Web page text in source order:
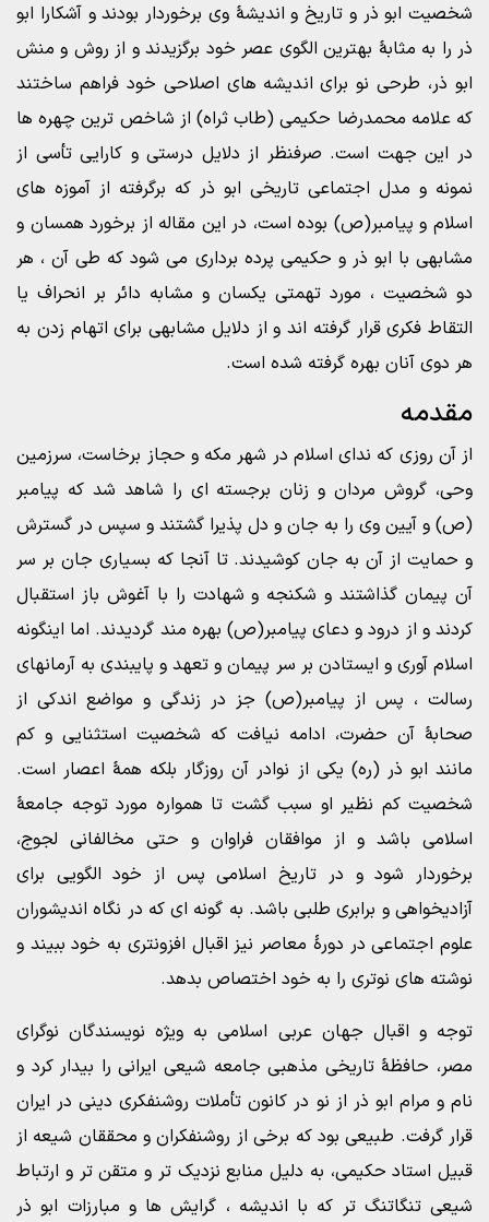
شخصیت ابو ذر و تاریخ و اندیشۀ وی برخوردار بودند و آشکارا ابو
ذر را به مثابۀ بهترین الگوی عصر خود برگزیدند و از روش و منش
ابو ذر، طرحی نو برای اندیشه های اصلاحی خود فراهم ساختند
که علامه محمدرضا حکیمی (طاب ثراه) از شاخص ترین چهره ها
در این جهت است. صرفنظر از دلایل درستی و کارایی تأسی از
نمونه و مدل اجتماعی تاریخی ابو ذر که برگرفته از آموزه های
اسلام و پیامبر(ص) بوده است، در این مقاله از برخورد همسان و
مشابهی با ابو ذر و حکیمی پرده برداری می شود که طی آن ، هر
دو شخصیت ، مورد تهمتی یکسان و مشابه دائر بر انحراف یا
التقاط فکری قرار گرفته اند و از دلایل مشابهی برای اتهام زدن به
هر دوی آنان بهره گرفته شده است.
مقدمه
از آن روزی که ندای اسلام در شهر مکه و حجاز برخاست، سرزمین
وحی، گروش مردان و زنان برجسته ای را شاهد شد که پیامبر
(ص) و آیین وی را به جان و دل پذیرا گشتند و سپس در گسترش
و حمایت از آن به جان کوشیدند. تا آنجا که بسیاری جان بر سر
آن پیمان گذاشتند و شکنجه و شهادت را با آغوش باز استقبال
کردند و از درود و دعای پیامبر(ص) بهره مند گردیدند. اما اینگونه
اسلام آوری و ایستادن بر سر پیمان و تعهد و پایبندی به آرمانهای
رسالت ، پس از پیامبر(ص) جز در زندگی و مواضع اندکی از
صحابۀ آن حضرت، ادامه نیافت که شخصیت استثنایی و کم
مانند ابو ذر (ره) یکی از نوادر آن روزگار بلکه همۀ اعصار است.
شخصیت کم نظیر او سبب گشت تا همواره مورد توجه جامعۀ
اسلامی باشد و از موافقان فراوان و حتی مخالفانی لجوج،
برخوردار شود و در تاریخ اسلامی پس از خود الگویی برای
آزادیخواهی و برابری طلبی باشد. به گونه ای که در نگاه اندیشوران
علوم اجتماعی در دورۀ معاصر نیز اقبال افزونتری به خود ببیند و
نوشته های نوتری را به خود اختصاص بدهد.
توجه و اقبال جهان عربی اسلامی به ویژه نویسندگان نوگرای
مصر، حافظۀ تاریخی مذهبی جامعه شیعی ایرانی را بیدار کرد و
نام و مرام ابو ذر از نو در کانون تأملات روشنفکری دینی در ایران
قرار گرفت. طبیعی بود که برخی از روشنفکران و محققان شیعه از
قبیل استاد حکیمی، به دلیل منابع نزدیک تر و متقن تر و ارتباط
شیعی تنگاتنگ تر که با اندیشه ، گرایش ها و مبارزات ابو ذر